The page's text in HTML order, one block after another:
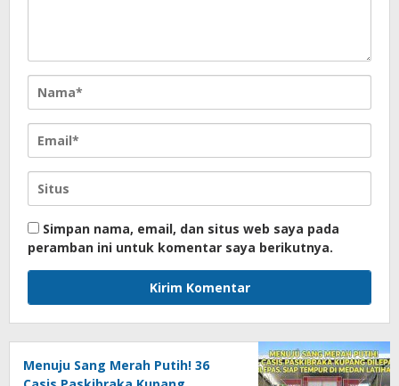
Simpan nama, email, dan situs web saya pada
peramban ini untuk komentar saya berikutnya.
Menuju Sang Merah Putih! 36